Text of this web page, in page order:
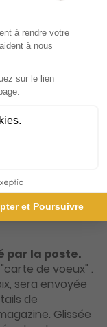
par la poste.
de voeux" .
sera envoyée
de
Glissée